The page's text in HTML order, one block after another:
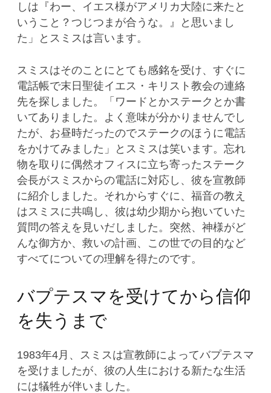
しは『わー、イエス様がアメリカ大陸に来たと
いうこと？つじつまが合うな。』と思いまし
た」とスミスは言います。
スミスはそのことにとても感銘を受け、すぐに
電話帳で末日聖徒イエス・キリスト教会の連絡
先を探しました。「ワードとかステークとか書
いてありました。よく意味が分かりませんでし
たが、お昼時だったのでステークのほうに電話
をかけてみました」とスミスは笑います。忘れ
物を取りに偶然オフィスに立ち寄ったステーク
会長がスミスからの電話に対応し、彼を宣教師
に紹介しました。それからすぐに、福音の教え
はスミスに共鳴し、彼は幼少期から抱いていた
質問の答えを見いだしました。突然、神様がど
んな御方か、救いの計画、この世での目的など
すべてについての理解を得たのです。
バプテスマを受けてから信仰
を失うまで
1983年4月、スミスは宣教師によってバプテスマ
を受けましたが、彼の人生における新たな生活
には犠牲が伴いました。